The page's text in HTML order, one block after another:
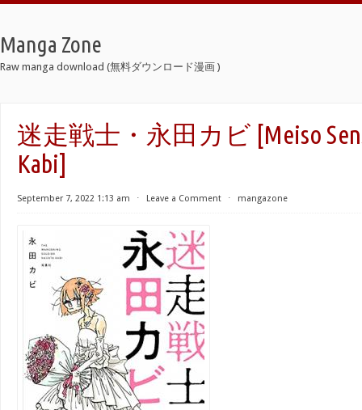
Manga Zone
Raw manga download (無料ダウンロード漫画 )
迷走戦士・永田カビ [Meiso
Kabi]
September 7, 2022 1:13 am ⋅ Leave a Comment ⋅ mangazone